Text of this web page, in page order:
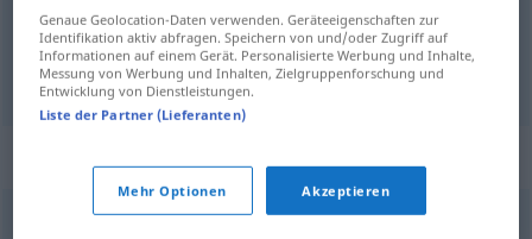
désert einsamInsel
Beispielsätze für "einsam"
Genaue Geolocation-Daten verwenden. Geräteeigenschaften zur
Identifikation aktiv abfragen. Speichern von und/oder Zugriff auf
Informationen auf einem Gerät. Personalisierte Werbung und Inhalte,
Messung von Werbung und Inhalten, Zielgruppenforschung und
Entwicklung von Dienstleistungen.
Liste der Partner (Lieferanten)
Mehr Optionen Akzeptieren